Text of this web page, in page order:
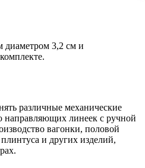
диаметром 3,2 см и
различные механические
направляющих линеек с ручной
вагонки, половой
и других изделий,